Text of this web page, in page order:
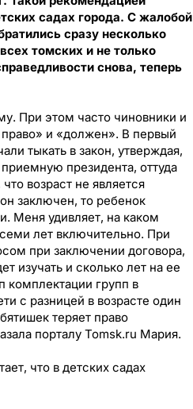
садах города. С жалобой
сразу несколько
томских и не только
снова, теперь
При этом часто чиновники и
и «должен». В первый
тыкать в закон, утверждая,
президента, оттуда
возраст не является
заключен, то ребенок
Меня удивляет, на каком
лет включительно. При
при заключении договора,
изучать и сколько лет на ее
комплектации групп в
с разницей в возрасте один
теряет право
порталу Tomsk.ru Мария.
что в детских садах